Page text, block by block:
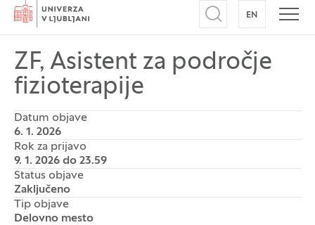
Domov
Odpri iskalnik
EN NA
ZF, Asistent za področje
fizioterapije
Datum objave
6. 1. 2026
Rok za prijavo
9. 1. 2026 do 23.59
Status objave
Zaključeno
Tip objave
Delovno mesto